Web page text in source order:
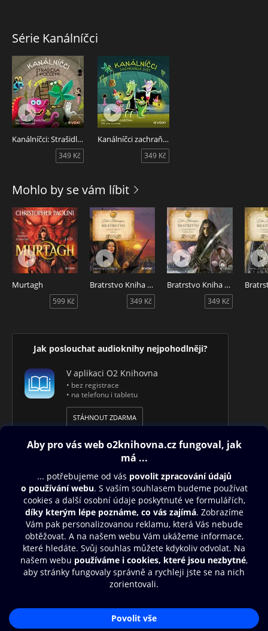
Série Kanálníčci
Kanálníčci: Strašidla z podzemí
349 Kč
Kanálníčci zachraňují svět
349 Kč
Mohlo by se vám líbit
Murtagh
599 Kč
Bratrstvo Kniha třetí - Lovci
349 Kč
Bratrstvo Kniha druhá - Nájezdníci
349 Kč
Jak poslouchat audioknihy nejpohodlněji?
V aplikaci O2 Knihovna
• bez registrace
• na telefonu i tabletu
STÁHNOUT ZDARMA
Obsah ke stažení
Moje O2 Knihovna
Další zábava
Nákupní řád
Přístupnost
Aplikace O2 Knihovna